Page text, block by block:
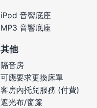
iPod 音響底座
MP3 音響底座
其他
隔音房
可應要求更換床單
客房內托兒服務 (付費)
遮光布/窗簾